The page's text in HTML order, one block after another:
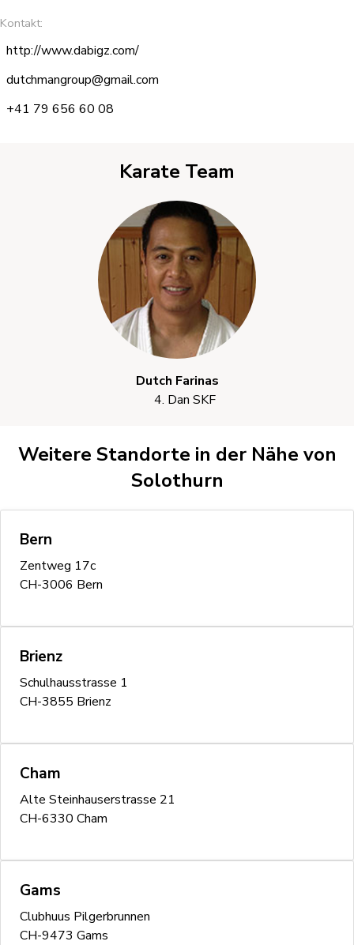
Kontakt:
http://www.dabigz.com/
dutchmangroup@gmail.com
+41 79 656 60 08
Karate Team
Dutch Farinas
4. Dan SKF
Weitere Standorte in der Nähe von
Solothurn
Bern
Zentweg 17c
CH-3006 Bern
Brienz
Schulhausstrasse 1
CH-3855 Brienz
Cham
Alte Steinhauserstrasse 21
CH-6330 Cham
Gams
Clubhuus Pilgerbrunnen
CH-9473 Gams